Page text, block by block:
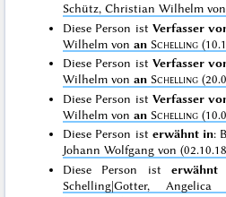
Schütz, Christian Wilhelm von
Diese Person ist Verfasser
Wilhelm vonan Schelling
Diese Person ist Verfasser
Wilhelm vonan Schelling
Diese Person ist Verfasser
Wilhelm vonan Schelling
Diese Person ist erwähnt in:
Johann Wolfgang von
Diese Person ist erwähnt
Schelling|Gotter,